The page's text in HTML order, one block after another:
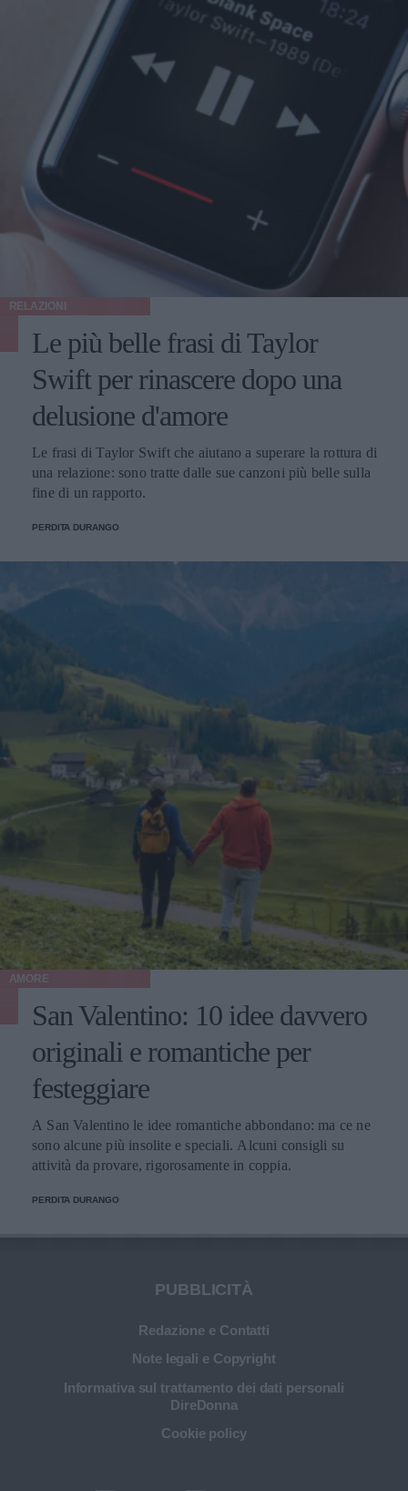
RELAZIONI
Le più belle frasi di Taylor
Swift per rinascere dopo una
delusione d'amore
Le frasi di Taylor Swift che aiutano a superare la rottura di
una relazione: sono tratte dalle sue canzoni più belle sulla
fine di un rapporto.
PERDITA DURANGO
AMORE
San Valentino: 10 idee davvero
originali e romantiche per
festeggiare
A San Valentino le idee romantiche abbondano: ma ce ne
sono alcune più insolite e speciali. Alcuni consigli su
attività da provare, rigorosamente in coppia.
PERDITA DURANGO
PUBBLICITÀ
Redazione e Contatti
Note legali e Copyright
Informativa sul trattamento dei dati personali
DireDonna
Cookie policy